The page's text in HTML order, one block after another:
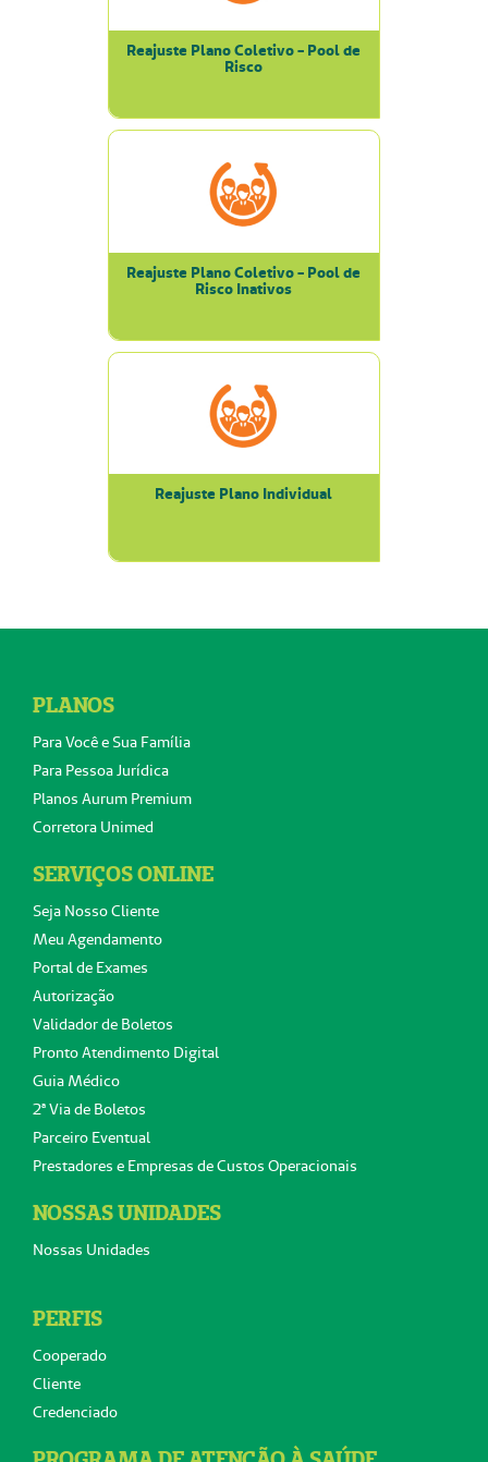
Reajuste Plano Coletivo - Pool de
Risco
Reajuste Plano Coletivo - Pool de
Risco Inativos
Reajuste Plano Individual
PLANOS
Para Você e Sua Família
Para Pessoa Jurídica
Planos Aurum Premium
Corretora Unimed
SERVIÇOS ONLINE
Seja Nosso Cliente
Meu Agendamento
Portal de Exames
Autorização
Validador de Boletos
Pronto Atendimento Digital
Guia Médico
2ª Via de Boletos
Parceiro Eventual
Prestadores e Empresas de Custos Operacionais
NOSSAS UNIDADES
Nossas Unidades
PERFIS
Cooperado
Cliente
Credenciado